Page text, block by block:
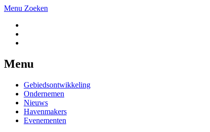
Menu Zoeken
Menu
Gebiedsontwikkeling
Ondernemen
Nieuws
Havenmakers
Evenementen